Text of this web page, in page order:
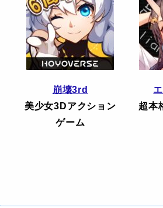
崩壊3rd
美少女3Dアクション
ゲーム
超本